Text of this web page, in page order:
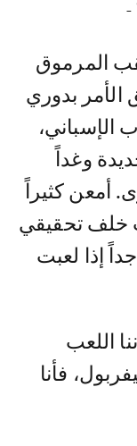
-
المرموق
الأمر بدوري
الإسباني،
وغداً
أمعن كثيراً
خلف تحقيقي
إذا لعبت
اللعب
فأنا